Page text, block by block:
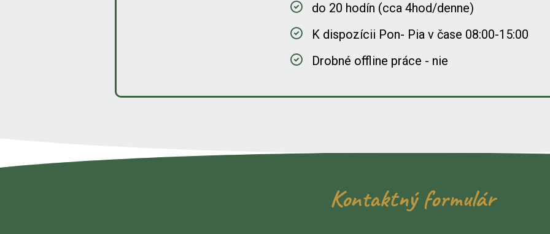
do 20 hodín (cca 4hod/denne)
K dispozícii Pon- Pia v čase 08:00-15:00
Drobné offline práce - nie
Kontaktný formulár